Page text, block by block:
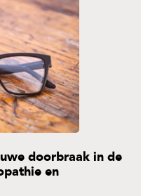
doorbraak in de
en